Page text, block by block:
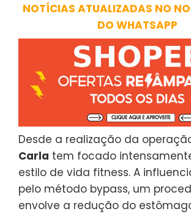
NOTÍCIAS ATUALIZADAS NO
DO WHATSAPP
Desde a realização da
Carla tem focado
estilo de vida fitness. A
pelo método bypass, um
envolve a redução do